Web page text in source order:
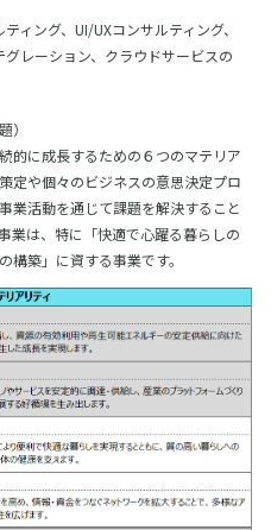
ィング、UI/UXコンサルティング、
グレーション、クラウドサービスの
）
的に成長するための６つのマテリア
定や個々のビジネスの意思決定プロ
業活動を通じて課題を解決すること
業は、特に「快適で心躍る暮らしの
構築」に資する事業です。